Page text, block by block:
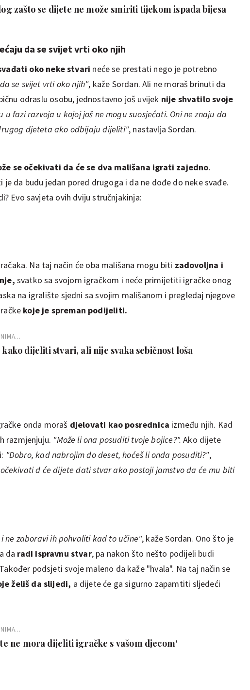
zašto se dijete ne može smiriti tijekom ispada bijesa
da se svijet vrti oko njih
oko neke stvari neće se prestati nego je potrebno
se svijet vrti oko njih", kaže Sordan. Ali ne moraš brinuti da
odraslu osobu, jednostavno još uvijek nije shvatilo svoje
u fazi razvoja u kojoj još ne mogu suosjećati. Oni ne znaju da
djeteta ako odbijaju dijeliti", nastavlja Sordan.
se očekivati da će se dva mališana igrati zajedno.
da budu jedan pored drugoga i da ne dođe do neke svađe.
Evo savjeta ovih dviju stručnjakinja:
Na taj način će oba mališana mogu biti zadovoljna i
svatko sa svojom igračkom i neće primijetiti igračke onog
na igralište sjedni sa svojim mališanom i pregledaj njegove
koje je spreman podijeliti.
kako dijeliti stvari, ali nije svaka sebičnost loša
onda moraš djelovati kao posrednica između njih. Kad
razmjenjuju. "Može li ona posuditi tvoje bojice?". Ako dijete
"Dobro, kad nabrojim do deset, hoćeš li onda posuditi?",
očekivati d će dijete dati stvar ako postoji jamstvo da će mu biti
ne zaboravi ih pohvaliti kad to učine", kaže Sordan. Ono što je
da radi ispravnu stvar, pa nakon što nešto podijeli budi
podsjeti svoje maleno da kaže "hvala". Na taj način se
želiš da slijedi, a dijete će ga sigurno zapamtiti sljedeći
ne mora dijeliti igračke s vašom djecom'